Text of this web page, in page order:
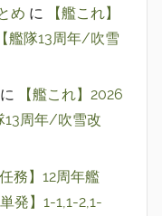
め に
【艦これ】
艦隊13周年/吹雪
に
【艦これ】2026
13周年/吹雪改
務】12周年艦
発】1-1,1-2,1-